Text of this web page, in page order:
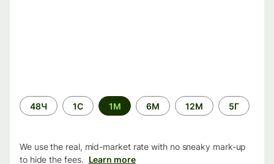
Time
period
48Ч 1С 1М 6М 12М 5Г
We use the real, mid-market rate with no sneaky mark-up
to hide the fees. Learn more